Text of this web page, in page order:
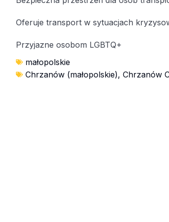
Oferuje transport w sytuacjach
Przyjazne osobom LGBTQ+
małopolskie
Chrzanów (małopolskie), Chrzanów